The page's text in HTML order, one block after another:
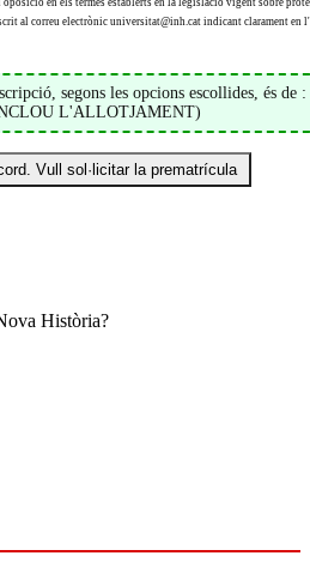
en els termes establerts en la legislació vigent sobre
al correu electrònic universitat@inh.cat indicant clarament en
segons les opcions escollides, és de :
L'ALLOTJAMENT)
Història?